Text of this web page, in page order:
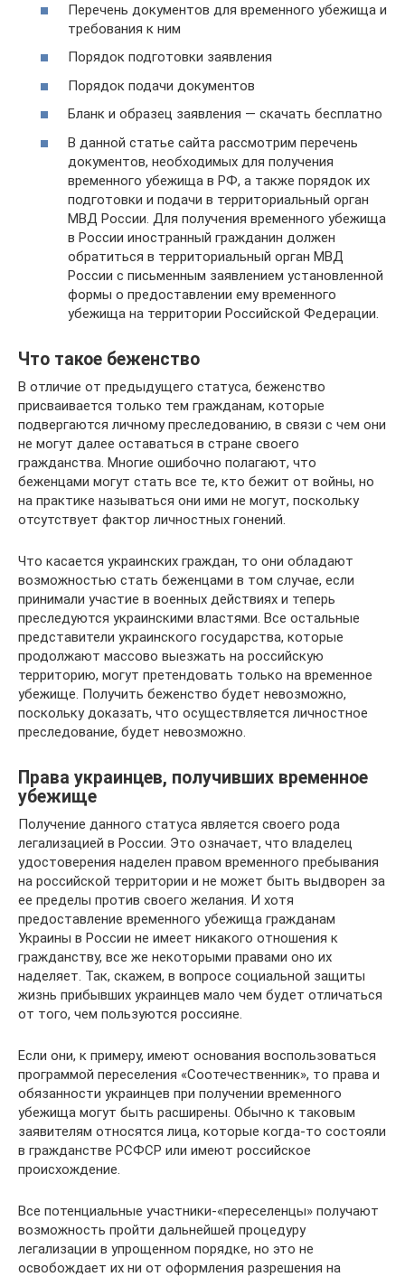
Перечень документов для временного убежища и
требования к ним
Порядок подготовки заявления
Порядок подачи документов
Бланк и образец заявления — скачать бесплатно
В данной статье сайта рассмотрим перечень
документов, необходимых для получения
временного убежища в РФ, а также порядок их
подготовки и подачи в территориальный орган
МВД России. Для получения временного убежища
в России иностранный гражданин должен
обратиться в территориальный орган МВД
России с письменным заявлением установленной
формы о предоставлении ему временного
убежища на территории Российской Федерации.
Что такое беженство
В отличие от предыдущего статуса, беженство
присваивается только тем гражданам, которые
подвергаются личному преследованию, в связи с чем они
не могут далее оставаться в стране своего
гражданства. Многие ошибочно полагают, что
беженцами могут стать все те, кто бежит от войны, но
на практике называться они ими не могут, поскольку
отсутствует фактор личностных гонений.
Что касается украинских граждан, то они обладают
возможностью стать беженцами в том случае, если
принимали участие в военных действиях и теперь
преследуются украинскими властями. Все остальные
представители украинского государства, которые
продолжают массово выезжать на российскую
территорию, могут претендовать только на временное
убежище. Получить беженство будет невозможно,
поскольку доказать, что осуществляется личностное
преследование, будет невозможно.
Права украинцев, получивших временное
убежище
Получение данного статуса является своего рода
легализацией в России. Это означает, что владелец
удостоверения наделен правом временного пребывания
на российской территории и не может быть выдворен за
ее пределы против своего желания. И хотя
предоставление временного убежища гражданам
Украины в России не имеет никакого отношения к
гражданству, все же некоторыми правами оно их
наделяет. Так, скажем, в вопросе социальной защиты
жизнь прибывших украинцев мало чем будет отличаться
от того, чем пользуются россияне.
Если они, к примеру, имеют основания воспользоваться
программой переселения «Соотечественник», то права и
обязанности украинцев при получении временного
убежища могут быть расширены. Обычно к таковым
заявителям относятся лица, которые когда-то состояли
в гражданстве РСФСР или имеют российское
происхождение.
Все потенциальные участники-«переселенцы» получают
возможность пройти дальнейшей процедуру
легализации в упрощенном порядке, но это не
освобождает их ни от оформления разрешения на